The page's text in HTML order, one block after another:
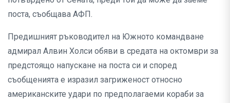
поста, съобщава АФП.
Предишният ръководител на Южното командване
адмирал Алвин Холси обяви в средата на октомври за
предстоящо напускане на поста си и според
съобщенията е изразил загриженост относно
американските удари по предполагаеми кораби за